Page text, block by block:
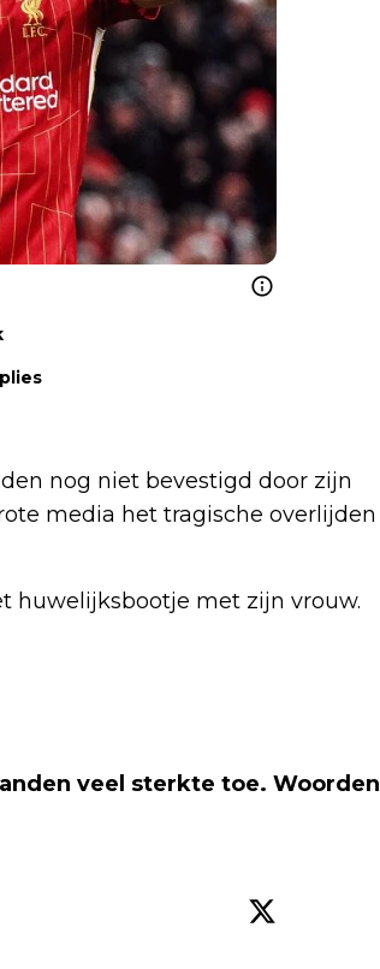
nog niet bevestigd door zijn
media het tragische overlijden
huwelijksbootje met zijn vrouw.
veel sterkte toe. Woorden